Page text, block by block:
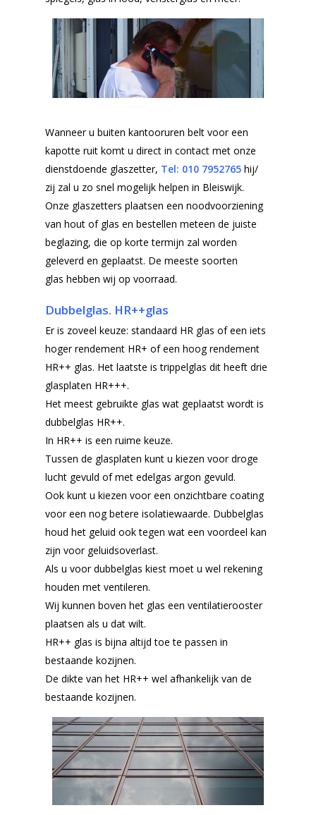
Wanneer u buiten kantooruren belt voor een
kapotte ruit komt u direct in contact met onze
dienstdoende glaszetter, Tel: 010 7952765 hij/
zij zal u zo snel mogelijk helpen in Bleiswijk.
Onze glaszetters plaatsen een noodvoorziening
van hout of glas en bestellen meteen de juiste
beglazing, die op korte termijn zal worden
geleverd en geplaatst. De meeste soorten
glas hebben wij op voorraad.
Dubbelglas. HR++glas
Er is zoveel keuze: standaard HR glas of een iets
hoger rendement HR+ of een hoog rendement
HR++ glas. Het laatste is trippelglas dit heeft drie
glasplaten HR+++.
Het meest gebruikte glas wat geplaatst wordt is
dubbelglas HR++.
In HR++ is een ruime keuze.
Tussen de glasplaten kunt u kiezen voor droge
lucht gevuld of met edelgas argon gevuld.
Ook kunt u kiezen voor een onzichtbare coating
voor een nog betere isolatiewaarde. Dubbelglas
houd het geluid ook tegen wat een voordeel kan
zijn voor geluidsoverlast.
Als u voor dubbelglas kiest moet u wel rekening
houden met ventileren.
Wij kunnen boven het glas een ventilatierooster
plaatsen als u dat wilt.
HR++ glas is bijna altijd toe te passen in
bestaande kozijnen.
De dikte van het HR++ wel afhankelijk van de
bestaande kozijnen.